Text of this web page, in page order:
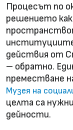
Процесът по
решението
действия от
– обратно.
преместване
Музея на
целта са
дейности.